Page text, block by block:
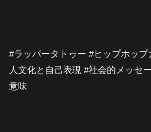
#ラッパータトゥー #ヒップホッ
人文化と自己表現 #社会的メッセ
意味